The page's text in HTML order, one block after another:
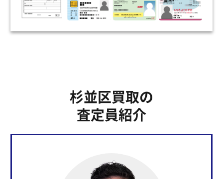
杉並区買取の
査定員紹介